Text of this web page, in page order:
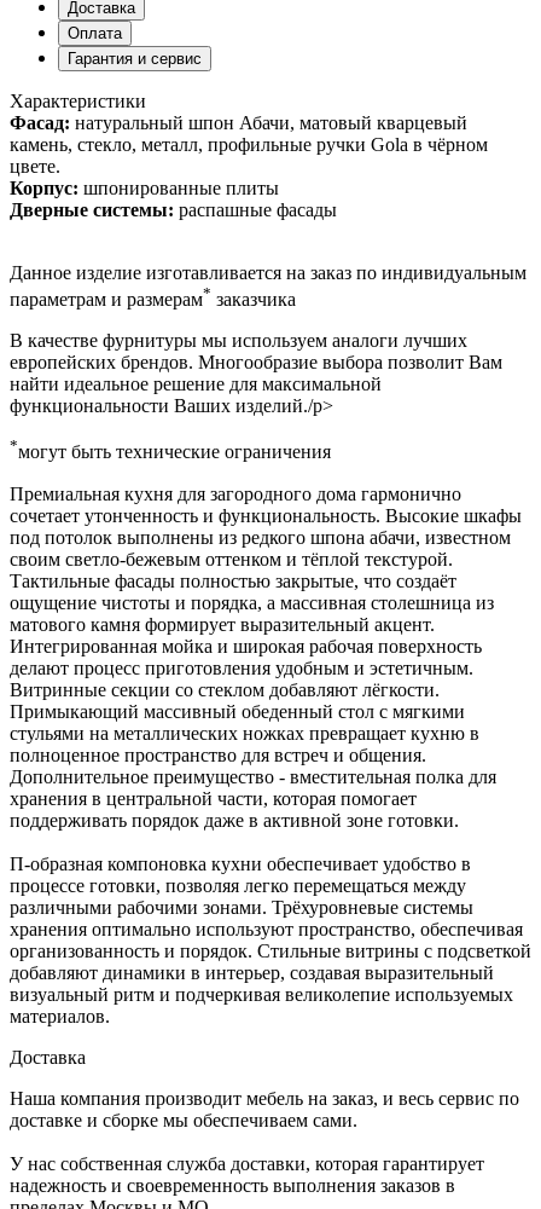
Доставка
Оплата
Гарантия и сервис
Характеристики
Фасад: натуральный шпон Абачи, матовый кварцевый
камень, стекло, металл, профильные ручки Gola в чёрном
цвете.
Корпус: шпонированные плиты
Дверные системы: распашные фасады
Данное изделие изготавливается на заказ по индивидуальным
параметрам и размерам* заказчика
В качестве фурнитуры мы используем аналоги лучших
европейских брендов. Многообразие выбора позволит Вам
найти идеальное решение для максимальной
функциональности Ваших изделий./p>
*могут быть технические ограничения
Премиальная кухня для загородного дома гармонично
сочетает утонченность и функциональность. Высокие шкафы
под потолок выполнены из редкого шпона абачи, известном
своим светло-бежевым оттенком и тёплой текстурой.
Тактильные фасады полностью закрытые, что создаёт
ощущение чистоты и порядка, а массивная столешница из
матового камня формирует выразительный акцент.
Интегрированная мойка и широкая рабочая поверхность
делают процесс приготовления удобным и эстетичным.
Витринные секции со стеклом добавляют лёгкости.
Примыкающий массивный обеденный стол с мягкими
стульями на металлических ножках превращает кухню в
полноценное пространство для встреч и общения.
Дополнительное преимущество - вместительная полка для
хранения в центральной части, которая помогает
поддерживать порядок даже в активной зоне готовки.
П-образная компоновка кухни обеспечивает удобство в
процессе готовки, позволяя легко перемещаться между
различными рабочими зонами. Трёхуровневые системы
хранения оптимально используют пространство, обеспечивая
организованность и порядок. Стильные витрины с подсветкой
добавляют динамики в интерьер, создавая выразительный
визуальный ритм и подчеркивая великолепие используемых
материалов.
Доставка
Наша компания производит мебель на заказ, и весь сервис по
доставке и сборке мы обеспечиваем сами.
У нас собственная служба доставки, которая гарантирует
надежность и своевременность выполнения заказов в